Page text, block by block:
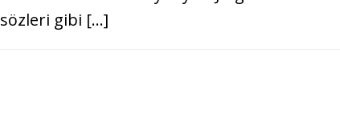
sözleri gibi […]